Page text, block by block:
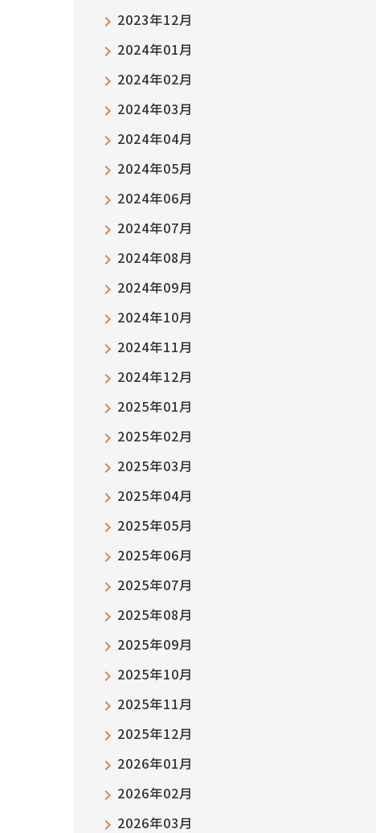
2023年12月
2024年01月
2024年02月
2024年03月
2024年04月
2024年05月
2024年06月
2024年07月
2024年08月
2024年09月
2024年10月
2024年11月
2024年12月
2025年01月
2025年02月
2025年03月
2025年04月
2025年05月
2025年06月
2025年07月
2025年08月
2025年09月
2025年10月
2025年11月
2025年12月
2026年01月
2026年02月
2026年03月